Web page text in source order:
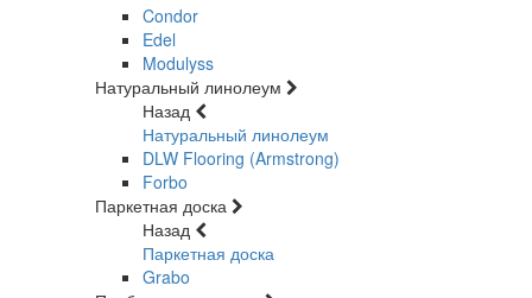
Condor
Edel
Modulyss
Натуральный линолеум
Назад
Натуральный линолеум
DLW Flooring (Armstrong)
Forbo
Паркетная доска
Назад
Паркетная доска
Grabo